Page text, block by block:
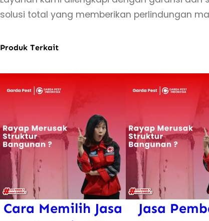
solusi total yang memberikan perlindungan
Produk Terkait
Cara Memilih Jasa
Jasa